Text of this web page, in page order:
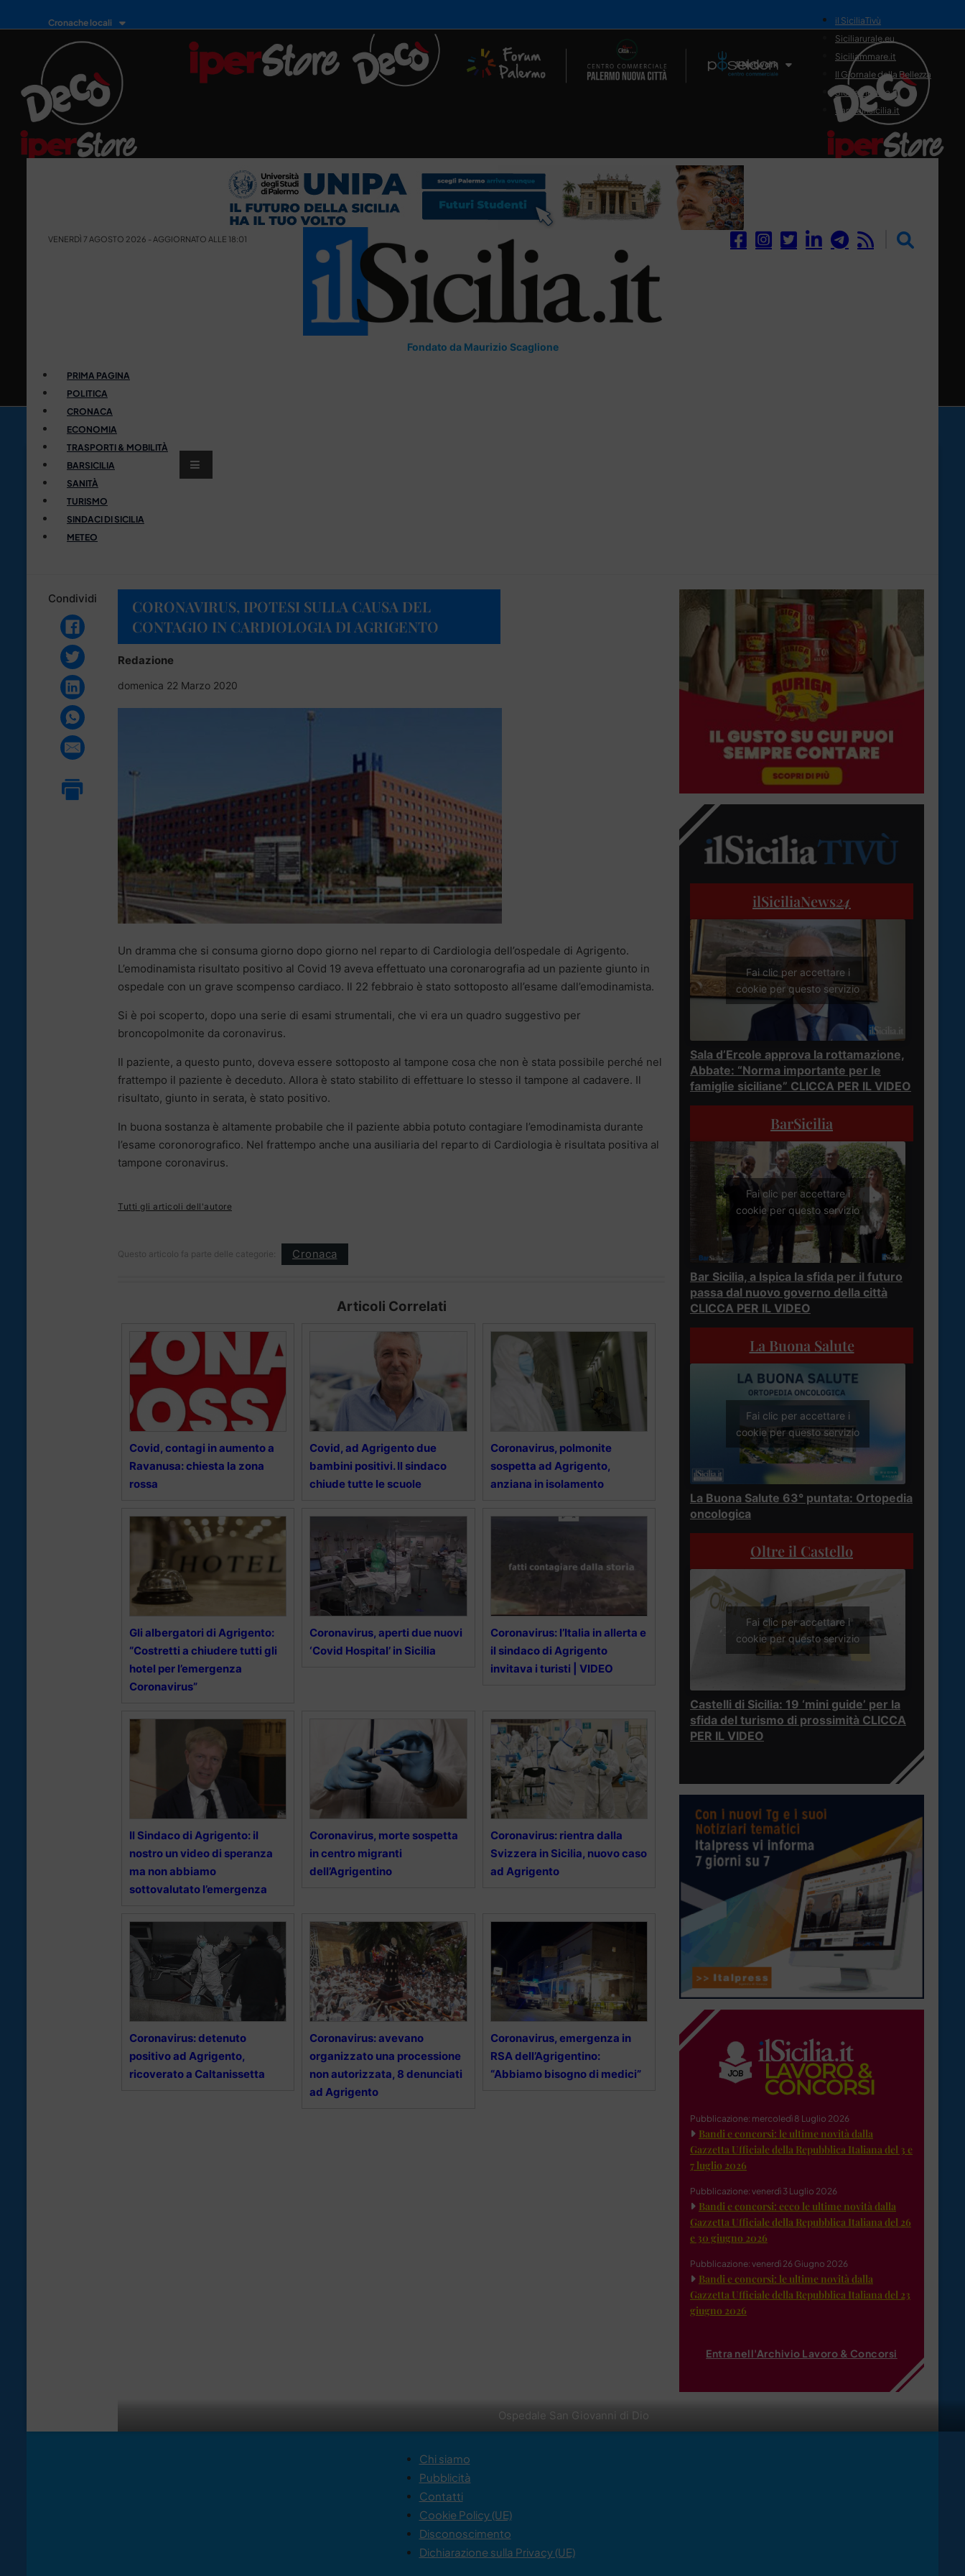
Cronache locali
Il Network
il SiciliaTivù
Siciliarurale.eu
Siciliammare.it
Il Giornale della Bellezza
Siciliamedica.it
Sanitainsicilia.it
VENERDÌ 7 AGOSTO 2026 - AGGIORNATO ALLE 18:01
Fondato da Maurizio Scaglione
PRIMA PAGINA
POLITICA
CRONACA
ECONOMIA
TRASPORTI & MOBILITÀ
BARSICILIA
SANITÀ
TURISMO
SINDACI DI SICILIA
METEO
Condividi
CORONAVIRUS, IPOTESI SULLA CAUSA DEL
CONTAGIO IN CARDIOLOGIA DI AGRIGENTO
Redazione
domenica 22 Marzo 2020
Ospedale San Giovanni di Dio
Un dramma che si consuma giorno dopo giorno nel reparto di Cardiologia dell’ospedale di Agrigento.
L’emodinamista risultato positivo al Covid 19 aveva effettuato una coronarografia ad un paziente giunto in
ospedale con un grave scompenso cardiaco. Il 22 febbraio è stato sottoposto all’esame dall’emodinamista.
Si è poi scoperto, dopo una serie di esami strumentali, che vi era un quadro suggestivo per
broncopolmonite da coronavirus.
Il paziente, a questo punto, doveva essere sottoposto al tampone cosa che non è stata possibile perché nel
frattempo il paziente è deceduto. Allora è stato stabilito di effettuare lo stesso il tampone al cadavere. Il
risultato, giunto in serata, è stato positivo.
In buona sostanza è altamente probabile che il paziente abbia potuto contagiare l’emodinamista durante
l’esame coronorografico. Nel frattempo anche una ausiliaria del reparto di Cardiologia è risultata positiva al
tampone coronavirus.
Tutti gli articoli dell'autore
Questo articolo fa parte delle categorie: Cronaca
Articoli Correlati
Covid, contagi in aumento a
Ravanusa: chiesta la zona
rossa
Covid, ad Agrigento due
bambini positivi. Il sindaco
chiude tutte le scuole
Coronavirus, polmonite
sospetta ad Agrigento,
anziana in isolamento
Gli albergatori di Agrigento:
“Costretti a chiudere tutti gli
hotel per l’emergenza
Coronavirus”
Coronavirus, aperti due nuovi
‘Covid Hospital’ in Sicilia
Coronavirus: l’Italia in allerta e
il sindaco di Agrigento
invitava i turisti | VIDEO
Il Sindaco di Agrigento: il
nostro un video di speranza
ma non abbiamo
sottovalutato l’emergenza
Coronavirus, morte sospetta
in centro migranti
dell’Agrigentino
Coronavirus: rientra dalla
Svizzera in Sicilia, nuovo caso
ad Agrigento
Coronavirus: detenuto
positivo ad Agrigento,
ricoverato a Caltanissetta
Coronavirus: avevano
organizzato una processione
non autorizzata, 8 denunciati
ad Agrigento
Coronavirus, emergenza in
RSA dell’Agrigentino:
“Abbiamo bisogno di medici”
ilSiciliaNews24
Fai clic per accettare i
cookie per questo servizio
Sala d’Ercole approva la rottamazione,
Abbate: “Norma importante per le
famiglie siciliane” CLICCA PER IL VIDEO
BarSicilia
Fai clic per accettare i
cookie per questo servizio
Bar Sicilia, a Ispica la sfida per il futuro
passa dal nuovo governo della città
CLICCA PER IL VIDEO
La Buona Salute
Fai clic per accettare i
cookie per questo servizio
La Buona Salute 63° puntata: Ortopedia
oncologica
Oltre il Castello
Fai clic per accettare i
cookie per questo servizio
Castelli di Sicilia: 19 ‘mini guide’ per la
sfida del turismo di prossimità CLICCA
PER IL VIDEO
Pubblicazione: mercoledì 8 Luglio 2026
Bandi e concorsi: le ultime novità dalla
Gazzetta Ufficiale della Repubblica Italiana del 3 e
7 luglio 2026
Pubblicazione: venerdì 3 Luglio 2026
Bandi e concorsi: ecco le ultime novità dalla
Gazzetta Ufficiale della Repubblica Italiana del 26
e 30 giugno 2026
Pubblicazione: venerdì 26 Giugno 2026
Bandi e concorsi: le ultime novità dalla
Gazzetta Ufficiale della Repubblica Italiana del 23
giugno 2026
Entra nell'Archivio Lavoro & Concorsi
Chi siamo
Pubblicità
Contatti
Cookie Policy (UE)
Disconoscimento
Dichiarazione sulla Privacy (UE)